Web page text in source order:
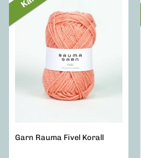
Garn Rauma Fivel Korall